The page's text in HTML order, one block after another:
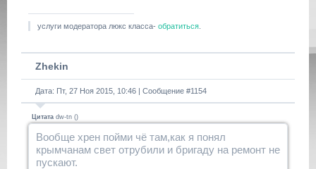
услуги модератора люкс класса- обратиться
Zhekin
Дата: Пт, 27 Ноя 2015, 10:46 | Сообщение #1154
Цитата dw-tn ()
Вообще хрен пойми чё там,как я понял
крымчанам свет отрубили и бригаду на ремонт не
пускают.